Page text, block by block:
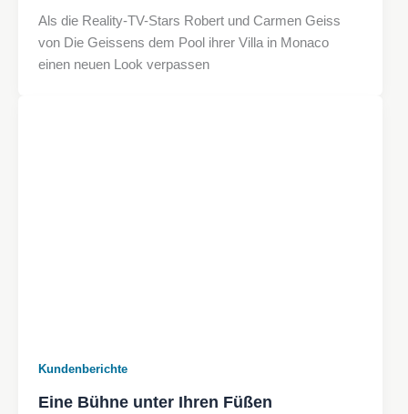
Als die Reality-TV-Stars Robert und Carmen Geiss
von Die Geissens dem Pool ihrer Villa in Monaco
einen neuen Look verpassen
Kundenberichte
Eine Bühne unter Ihren Füßen